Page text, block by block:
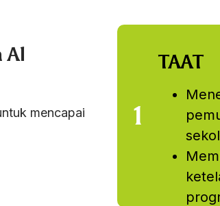
Al
mencapai
TAAT